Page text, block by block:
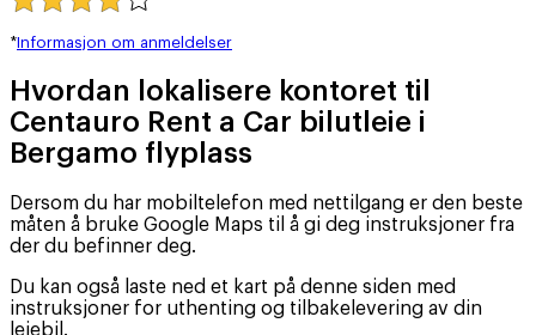
*Informasjon om anmeldelser
Hvordan lokalisere kontoret til
Centauro Rent a Car bilutleie i
Bergamo flyplass
Dersom du har mobiltelefon med nettilgang er den beste
måten å bruke Google Maps til å gi deg instruksjoner fra
der du befinner deg.
Du kan også laste ned et kart på denne siden med
instruksjoner for uthenting og tilbakelevering av din
leiebil.